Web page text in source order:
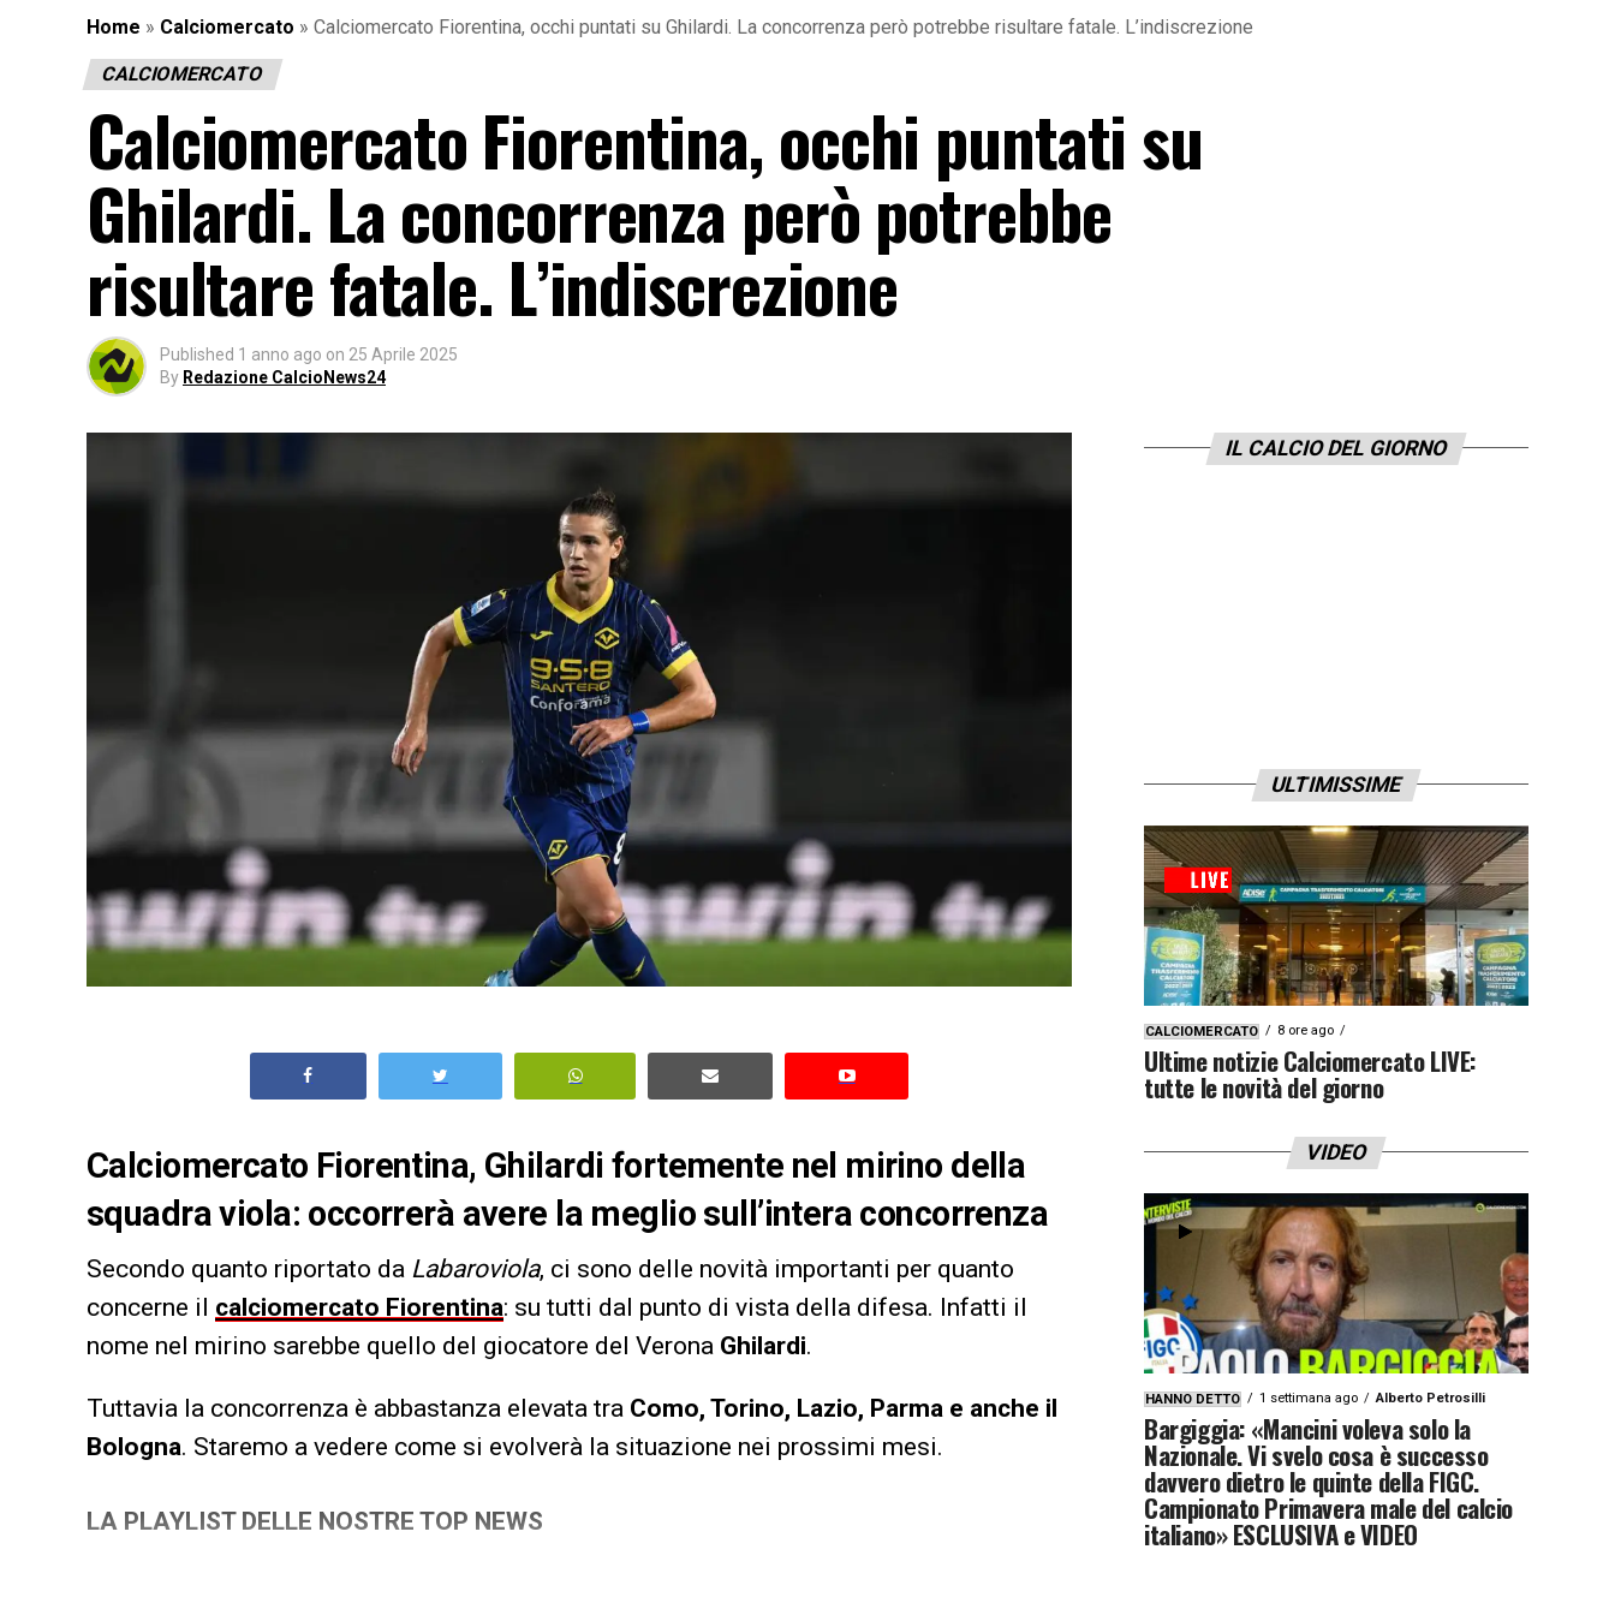
Home » Calciomercato » Calciomercato Fiorentina, occhi puntati su Ghilardi. La concorrenza però potrebbe risultare fatale. L’indiscrezione
CALCIOMERCATO
Calciomercato Fiorentina, occhi puntati su
Ghilardi. La concorrenza però potrebbe
risultare fatale. L’indiscrezione
Published 1 anno ago on 25 Aprile 2025
By Redazione CalcioNews24
Calciomercato Fiorentina, Ghilardi fortemente nel mirino della
squadra viola: occorrerà avere la meglio sull’intera concorrenza
Secondo quanto riportato da Labaroviola, ci sono delle novità importanti per quanto
concerne il calciomercato Fiorentina: su tutti dal punto di vista della difesa. Infatti il
nome nel mirino sarebbe quello del giocatore del Verona Ghilardi.
Tuttavia la concorrenza è abbastanza elevata tra Como, Torino, Lazio, Parma e anche il
Bologna. Staremo a vedere come si evolverà la situazione nei prossimi mesi.
LA PLAYLIST DELLE NOSTRE TOP NEWS
IL CALCIO DEL GIORNO
ULTIMISSIME
CALCIOMERCATO 8 ore ago
Ultime notizie Calciomercato LIVE:
tutte le novità del giorno
VIDEO
HANNO DETTO 1 settimana ago Alberto Petrosilli
Bargiggia: «Mancini voleva solo la
Nazionale. Vi svelo cosa è successo
davvero dietro le quinte della FIGC.
Campionato Primavera male del calcio
italiano» ESCLUSIVA e VIDEO